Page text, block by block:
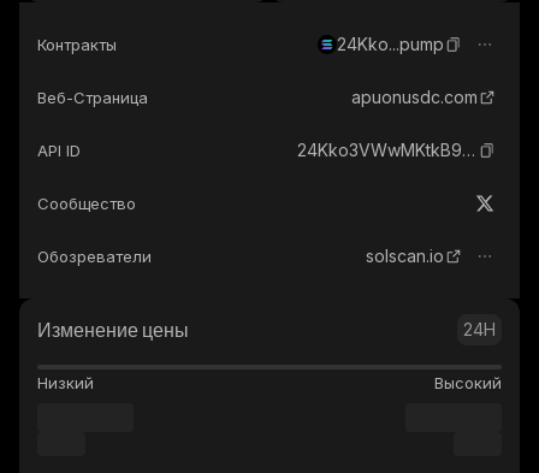
Контракты 24Kko...pump
Веб-Страница apuonusdc.com
API ID 24Kko3VWwMKtkB9CVct2ZAZgJzb2R2iNrYxCpTYFpump_solana
Сообщество
Обозреватели solscan.io
Изменение цены 24H
Низкий Высокий